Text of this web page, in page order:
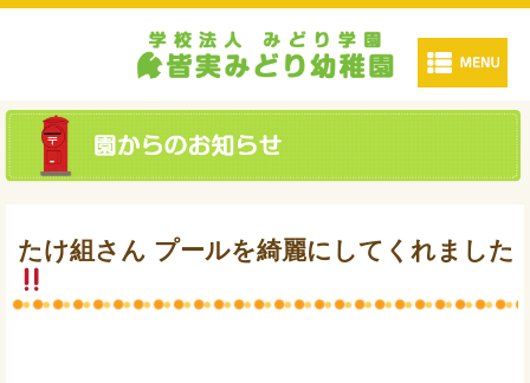
たけ組さん プールを綺麗にしてくれました